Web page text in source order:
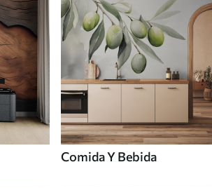
Comida Y Bebida